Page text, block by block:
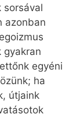
sorsával
azonban
gyakran
egyéni
ha
útjaink